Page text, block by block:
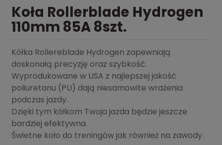
Koła Rollerblade Hydrogen
110mm 85A 8szt.
Kółka Rollereblade Hydrogen zapewniają
doskonałą precyzję oraz szybkość.
Wyprodukowane w USA z najlepszej jakość
poliuretanu (PU) dają niesamowite wrażenia
podczas jazdy.
Dzięki tym kółkom Twoja jazda będzie jeszcze
bardziej efektywna.
Świetne koło do treningów jak również na zawody.